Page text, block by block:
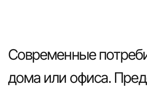
Современные
дома или офиса.